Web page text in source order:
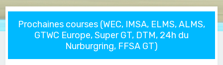
Prochaines courses (WEC, IMSA, ELMS, ALMS,
GTWC Europe, Super GT, DTM, 24h du
Nurburgring, FFSA GT)